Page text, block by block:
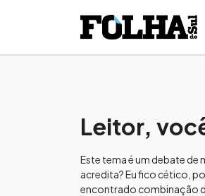
Leitor,
Este tema é um debate de
acredita? Eu fico cético,
encontrado combinação